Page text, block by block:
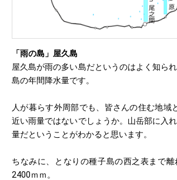
「雨の島」屋久島
屋久島が雨の多い島だというのはよく知ら
島の年間降水量です。
人が暮らす外周部でも、皆さんの住む地域
近い雨量ではないでしょうか。山岳部に入
量だということがわかると思います。
ちなみに、となりの種子島の西之表まで
2400ｍｍ。